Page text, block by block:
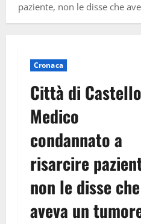
paziente, non le disse che
Cronaca
Città di
Medico
condannato a
risarcire
non le disse che
aveva un